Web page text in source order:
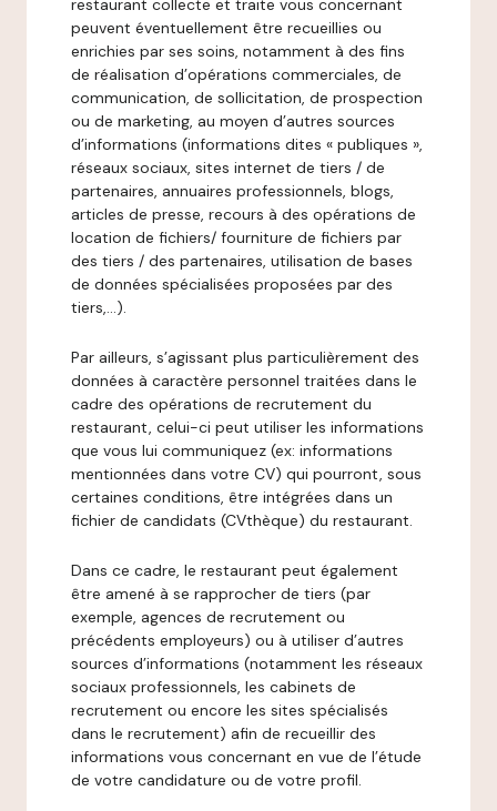
restaurant collecte et traite vous concernant
peuvent éventuellement être recueillies ou
enrichies par ses soins, notamment à des fins
de réalisation d’opérations commerciales, de
communication, de sollicitation, de prospection
ou de marketing, au moyen d’autres sources
d’informations (informations dites « publiques »,
réseaux sociaux, sites internet de tiers / de
partenaires, annuaires professionnels, blogs,
articles de presse, recours à des opérations de
location de fichiers/ fourniture de fichiers par
des tiers / des partenaires, utilisation de bases
de données spécialisées proposées par des
tiers,…).
Par ailleurs, s’agissant plus particulièrement des
données à caractère personnel traitées dans le
cadre des opérations de recrutement du
restaurant, celui-ci peut utiliser les informations
que vous lui communiquez (ex: informations
mentionnées dans votre CV) qui pourront, sous
certaines conditions, être intégrées dans un
fichier de candidats (CVthèque) du restaurant.
Dans ce cadre, le restaurant peut également
être amené à se rapprocher de tiers (par
exemple, agences de recrutement ou
précédents employeurs) ou à utiliser d’autres
sources d’informations (notamment les réseaux
sociaux professionnels, les cabinets de
recrutement ou encore les sites spécialisés
dans le recrutement) afin de recueillir des
informations vous concernant en vue de l’étude
de votre candidature ou de votre profil.